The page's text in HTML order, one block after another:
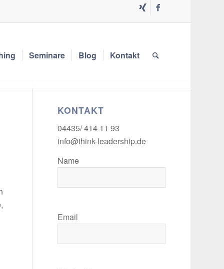
Seminare Blog Kontakt
KONTAKT
04435/ 414 11 93
info@think-leadership.de
Name
Email